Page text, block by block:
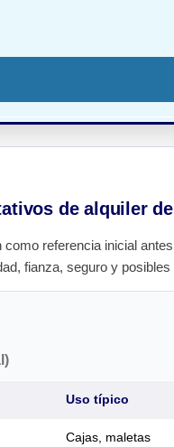
de alquiler
referencia inicial
fianza, seguro y posibles
Uso típico
Cajas, maletas